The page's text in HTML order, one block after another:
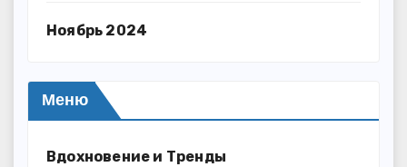
Ноябрь 2024
Меню
Вдохновение и Тренды